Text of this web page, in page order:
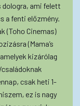
ami felett
a fenti előzmény.
(Toho Cinemas)
(Mama’s
kizárólag
csak heti 1-
ez is nagy